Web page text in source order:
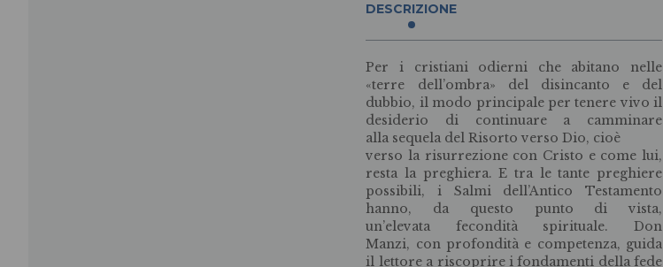
DESCRIZIONE
Per i cristiani odierni che abitano nelle
«terre dell’ombra» del disincanto e del
dubbio, il modo principale per tenere vivo il
desiderio di continuare a camminare
alla sequela del Risorto verso Dio, cioè
verso la risurrezione con Cristo e come lui,
resta la preghiera. E tra le tante preghiere
possibili, i Salmi dell’Antico Testamento
hanno, da questo punto di vista,
un’elevata fecondità spirituale. Don
Manzi, con profondità e competenza, guida
il lettore a riscoprire i fondamenti della fede